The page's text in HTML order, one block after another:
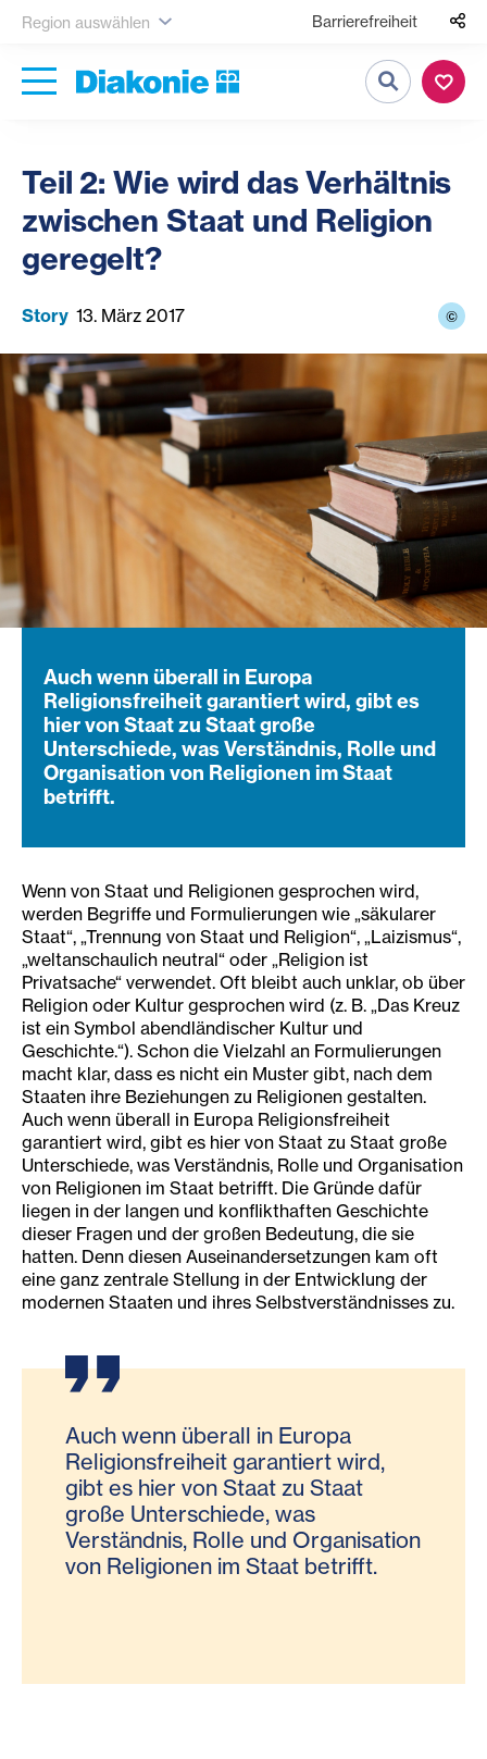
Region auswählen Barrierefreiheit
Suche
Teil 2: Wie wird das Verhältnis
zwischen Staat und Religion
geregelt?
Story 13. März 2017 ©
Auch wenn überall in Europa
Religionsfreiheit garantiert wird, gibt es
hier von Staat zu Staat große
Unterschiede, was Verständnis, Rolle und
Organisation von Religionen im Staat
betrifft.
Wenn von Staat und Religionen gesprochen wird,
werden Begriffe und Formulierungen wie „säkularer
Staat“, „Trennung von Staat und Religion“, „Laizismus“,
„weltanschaulich neutral“ oder „Religion ist
Privatsache“ verwendet. Oft bleibt auch unklar, ob über
Religion oder Kultur gesprochen wird (z. B. „Das Kreuz
ist ein Symbol abendländischer Kultur und
Geschichte.“). Schon die Vielzahl an Formulierungen
macht klar, dass es nicht ein Muster gibt, nach dem
Staaten ihre Beziehungen zu Religionen gestalten.
Auch wenn überall in Europa Religionsfreiheit
garantiert wird, gibt es hier von Staat zu Staat große
Unterschiede, was Verständnis, Rolle und Organisation
von Religionen im Staat betrifft. Die Gründe dafür
liegen in der langen und konflikthaften Geschichte
dieser Fragen und der großen Bedeutung, die sie
hatten. Denn diesen Auseinandersetzungen kam oft
eine ganz zentrale Stellung in der Entwicklung der
modernen Staaten und ihres Selbstverständnisses zu.
Auch wenn überall in Europa
Religionsfreiheit garantiert wird,
gibt es hier von Staat zu Staat
große Unterschiede, was
Verständnis, Rolle und Organisation
von Religionen im Staat betrifft.